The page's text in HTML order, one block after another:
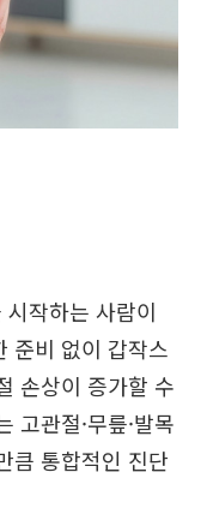
작하는 사람이
준비 없이 갑작스
손상이 증가할 수
고관절·무릎·발목
큼 통합적인 진단